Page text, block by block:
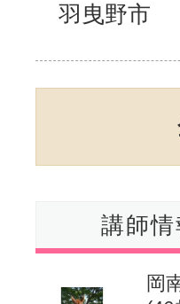
羽曳野市
講師情
岡